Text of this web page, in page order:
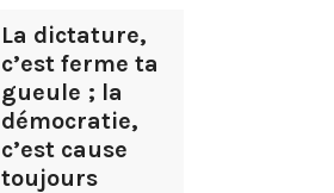
La dictature,
c’est ferme ta
gueule ; la
démocratie,
c’est cause
toujours